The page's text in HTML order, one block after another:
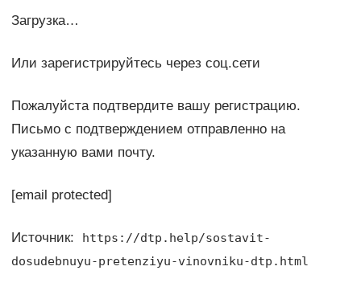
Загрузка…
Или зарегистрируйтесь через соц.сети
Пожалуйста подтвердите вашу регистрацию.
Письмо с подтверждением отправленно на
указанную вами почту.
[email protected]
Источник:
https://dtp.help/sostavit-
dosudebnuyu-pretenziyu-vinovniku-dtp.html